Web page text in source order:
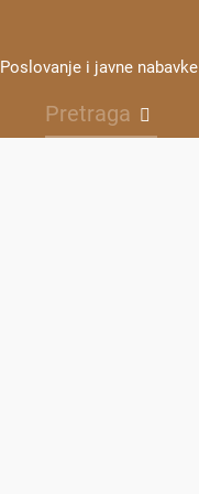
Poslovanje i javne nabavke